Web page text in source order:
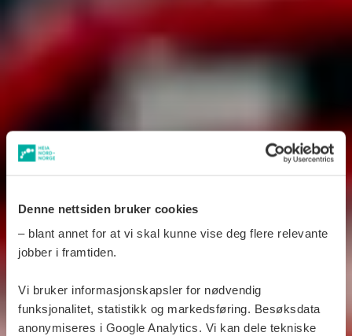
Denne nettsiden bruker cookies
– blant annet for at vi skal kunne vise deg flere relevante
jobber i framtiden.
Vi bruker informasjonskapsler for nødvendig
funksjonalitet, statistikk og markedsføring. Besøksdata
anonymiseres i Google Analytics. Vi kan dele tekniske